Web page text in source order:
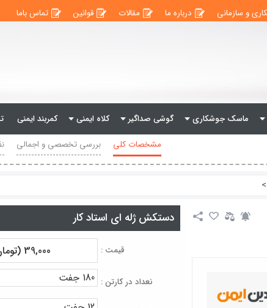
و سازمانی درباره ما مقالات قوانین تماس باما
ماسک جوشکاری گوشی صداگیر کلاه ایمنی کمربند ایمنی
مشخصات کلی
بررسی تخصصی و اجمالی
دستکش ژله ای استاد کار
قیمت : 39,000 (تومان)
نعداد در کارتن :